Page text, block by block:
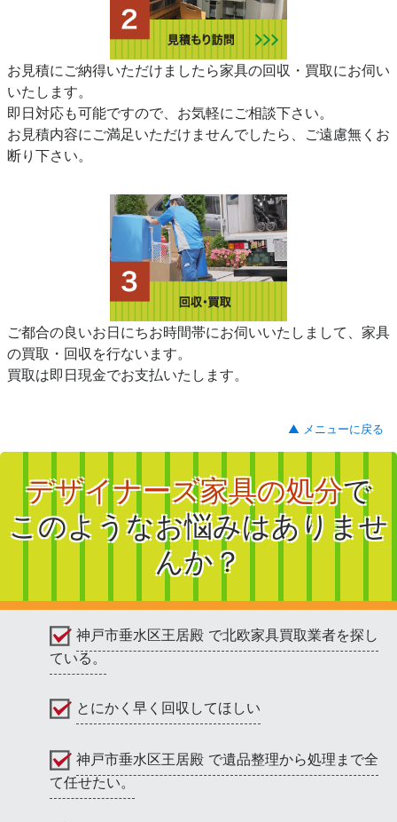
お見積にご納得いただけましたら家具の回収・買取にお伺い
いたします。
即日対応も可能ですので、お気軽にご相談下さい。
お見積内容にご満足いただけませんでしたら、ご遠慮無くお
断り下さい。
ご都合の良いお日にちお時間帯にお伺いいたしまして、家具
の買取・回収を行ないます。
買取は即日現金でお支払いたします。
▲ メニューに戻る
デザイナーズ家具の処分で
このようなお悩みはありませ
んか？
神戸市垂水区王居殿 で北欧家具買取業者を探し
ている。
とにかく早く回収してほしい
神戸市垂水区王居殿 で遺品整理から処理まで全
て任せたい。